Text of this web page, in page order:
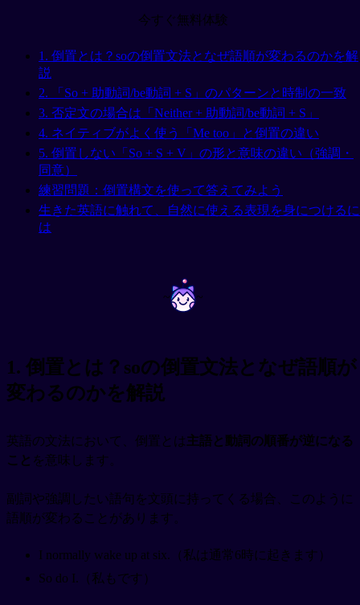
今すぐ無料体験
1. 倒置とは？soの倒置文法となぜ語順が変わるのかを解
説
2. 「So + 助動詞/be動詞 + S」のパターンと時制の一致
3. 否定文の場合は「Neither + 助動詞/be動詞 + S」
4. ネイティブがよく使う「Me too」と倒置の違い
5. 倒置しない「So + S + V」の形と意味の違い（強調・
同意）
練習問題：倒置構文を使って答えてみよう
生きた英語に触れて、自然に使える表現を身につけるに
は
~ ~
1. 倒置とは？soの倒置文法となぜ語順が
変わるのかを解説
英語の文法において、倒置とは主語と動詞の順番が逆になる
こと を意味します。
副詞や強調したい語句を文頭に持ってくる場合、このように
語順が変わることがあります。
I normally wake up at six.（私は通常6時に起きます）
So do I.（私もです）